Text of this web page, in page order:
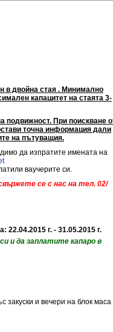
в двойна стая . Минимално
капацитет на стаята 3-
подвижност. При поискване
точна информация дали
на пътуващия.
да изпратите имената на
ваучерите си.
се с нас на тел. 02/
22.04.2015 г. - 31.05.2015 г.
и да заплатите капаро в
закуски и вечери на блок маса